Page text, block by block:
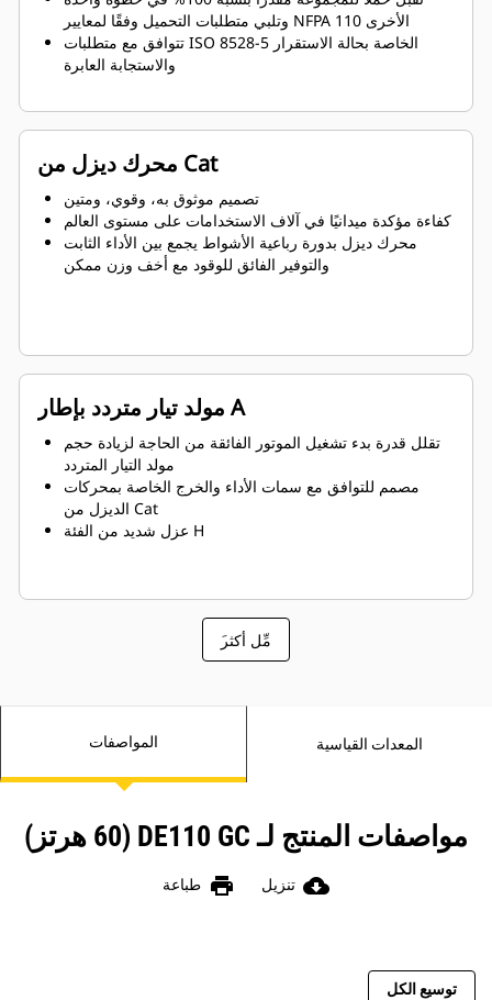
وتلبي متطلبات التحميل وفقًا لمعايير NFPA 110 الأخرى
تتوافق مع متطلبات ISO 8528-5 الخاصة بحالة الاستقرار
والاستجابة العابرة
محرك ديزل من Cat
تصميم موثوق به، وقوي، ومتين
كفاءة مؤكدة ميدانيًا في آلاف الاستخدامات على مستوى العالم
محرك ديزل بدورة رباعية الأشواط يجمع بين الأداء الثابت
والتوفير الفائق للوقود مع أخف وزن ممكن
مولد تيار متردد بإطار A
تقلل قدرة بدء تشغيل الموتور الفائقة من الحاجة لزيادة حجم
مولد التيار المتردد
مصمم للتوافق مع سمات الأداء والخرج الخاصة بمحركات
الديزل من Cat
عزل شديد من الفئة H
َمِّل أكثر
المواصفات المعدات القياسية
مواصفات المنتج لـ DE110 GC (60 هرتز)
cloud_download تنزيل print طباعة
توسيع الكل